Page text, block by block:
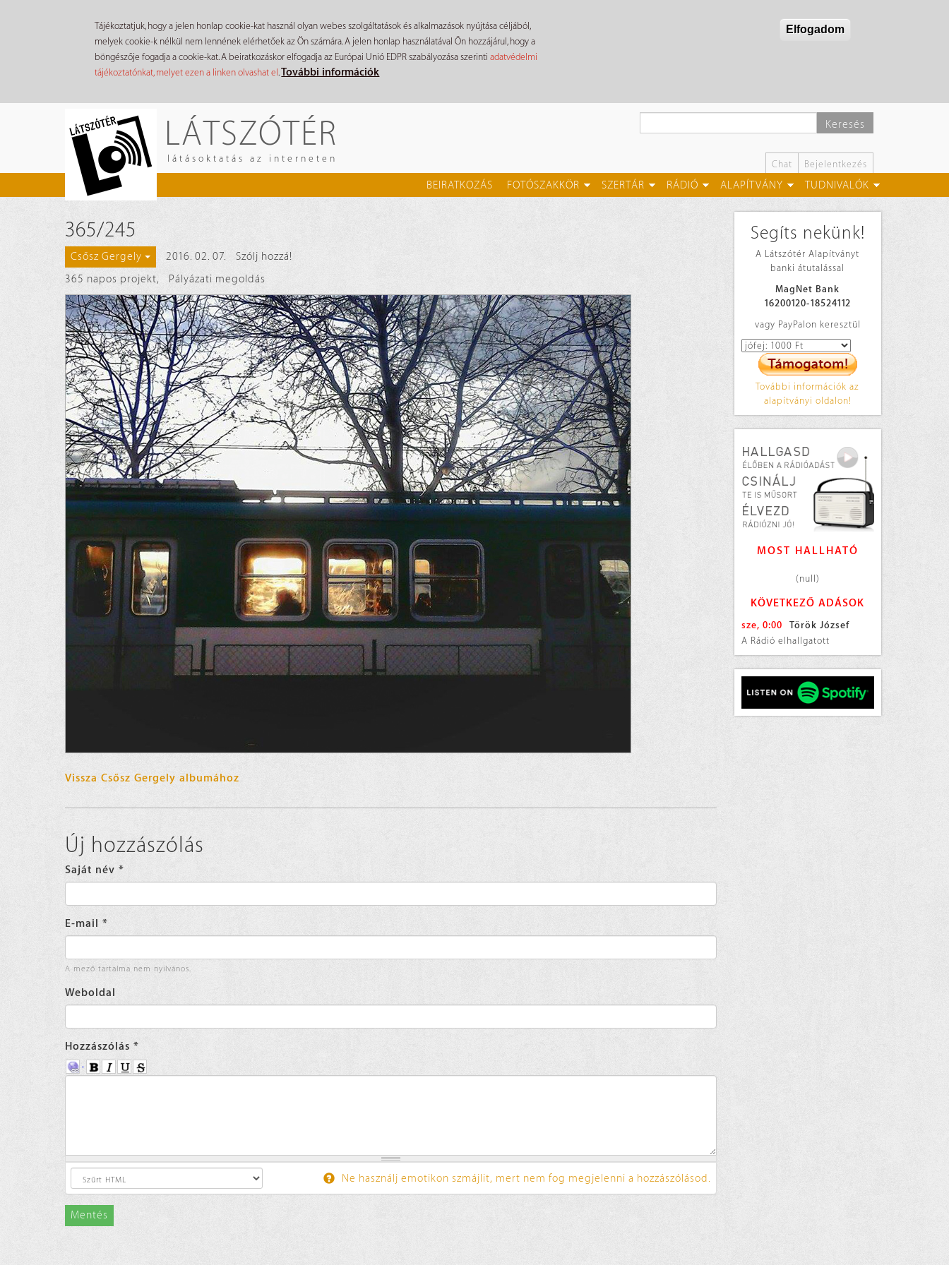
Tájékoztatjuk, hogy a jelen honlap cookie-kat használ olyan webes szolgáltatások és alkalmazások nyújtása céljából,
melyek cookie-k nélkül nem lennének elérhetőek az Ön számára. A jelen honlap használatával Ön hozzájárul, hogy a
böngészője fogadja a cookie-kat. A beiratkozáskor elfogadja az Európai Unió EDPR szabályozása szerintiadatvédelmi
tájékoztatónkat, melyet ezen a linken olvashat el.További információk
Elfogadom
LÁTSZÓTÉR
látásoktatás az interneten
Keresés
Chat Bejelentkezés
BEIRATKOZÁS FOTÓSZAKKÖR SZERTÁR RÁDIÓ ALAPÍTVÁNY TUDNIVALÓK
365/245
Csősz Gergely 2016. 02. 07.
Szólj hozzá!
365 napos projekt, Pályázati megoldás
Vissza Csősz Gergely albumához
Új hozzászólás
Saját név *
E-mail *
A mező tartalma nem nyilvános.
Weboldal
Hozzászólás *
Ne használj emotikon szmájlit, mert nem fog megjelenni a hozzászólásod.
Mentés
Segíts nekünk!
A Látszótér Alapítványt
banki átutalással
MagNet Bank
16200120-18524112
vagy PayPalon keresztül
További információk az
alapítványi oldalon!
MOST HALLHATÓ
(null)
KÖVETKEZŐ ADÁSOK
sze, 0:00
Török József
A Rádió elhallgatott